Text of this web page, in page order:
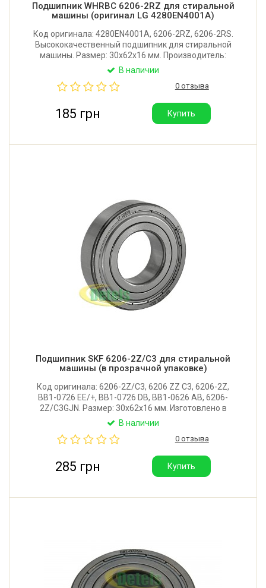
Подшипник WHRBC 6206-2RZ для стиральной
машины (оригинал LG 4280EN4001A)
Код оригинала: 4280EN4001A, 6206-2RZ, 6206-2RS.
Высококачественный подшипник для стиральной
машины. Размер: 30x62x16 мм. Производитель:
WHRBC (Китай). Ипользуется в заводской сборке
В наличии
0 отзыва
185 грн Купить
Подшипник SKF 6206-2Z/C3 для стиральной
машины (в прозрачной упаковке)
Код оригинала: 6206-2Z/C3, 6206 ZZ C3, 6206-2Z,
BB1-0726 EE/+, BB1-0726 DB, BB1-0626 AB, 6206-
2Z/C3GJN. Размер: 30x62x16 мм. Изготовлено в
Болгарии, на официальном заводе шведской
индивидуальной промышленной упаковке.
В наличии
0 отзыва
285 грн Купить